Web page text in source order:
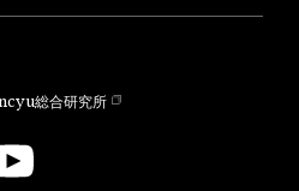
総合研究所